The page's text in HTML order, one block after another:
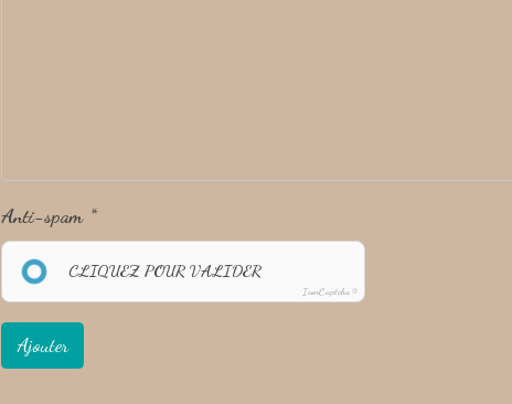
Anti-spam
CLIQUEZ POUR VALIDER
IconCaptcha ©
Ajouter